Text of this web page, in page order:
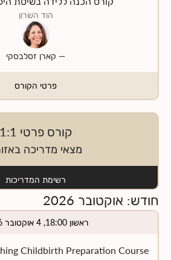
הוד השרון
— קארן זסלבסקי
פרטי הקורס
קורס פרטי 1:1
מצאי מדריכה
רשימת המדריכות
חודש: אוקטובר 2026
ראשון 18:00, 4 אוקטובר 2026
Childbirth Preparation Course